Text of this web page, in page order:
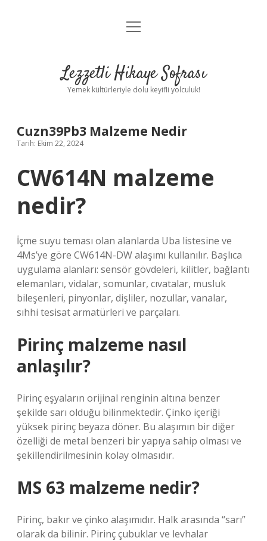
Anasayfa
Yasal Uyarı
menüyü
Lezzetli Hikaye Sofrası
Yemek kültürleriyle dolu keyifli yolculuk!
Cuzn39Pb3 Malzeme Nedir
Tarih: Ekim 22, 2024
CW614N malzeme
nedir?
İçme suyu teması olan alanlarda Uba listesine ve
4Ms’ye göre CW614N-DW alaşımı kullanılır. Başlıca
uygulama alanları: sensör gövdeleri, kilitler, bağlantı
elemanları, vidalar, somunlar, cıvatalar, musluk
bileşenleri, pinyonlar, dişliler, nozullar, vanalar,
sıhhi tesisat armatürleri ve parçaları.
Pirinç malzeme nasıl
anlaşılır?
Pirinç eşyaların orijinal renginin altına benzer
şekilde sarı olduğu bilinmektedir. Çinko içeriği
yüksek pirinç beyaza döner. Bu alaşımın bir diğer
özelliği de metal benzeri bir yapıya sahip olması ve
şekillendirilmesinin kolay olmasıdır.
MS 63 malzeme nedir?
Pirinç, bakır ve çinko alaşımıdır. Halk arasında “sarı”
olarak da bilinir. Pirinç çubuklar ve levhalar